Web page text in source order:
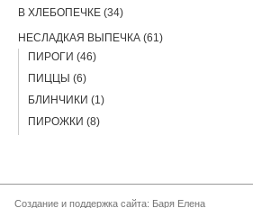
В ХЛЕБОПЕЧКЕ (34)
НЕСЛАДКАЯ ВЫПЕЧКА (61)
ПИРОГИ (46)
ПИЦЦЫ (6)
БЛИНЧИКИ (1)
ПИРОЖКИ (8)
Создание и поддержка сайта: Баря Елена